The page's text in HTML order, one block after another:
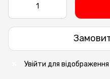
Увійти для